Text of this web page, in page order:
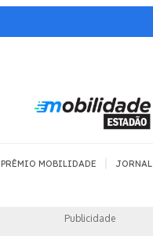
MOBILIDADE COM
SEGURANÇA
PRÊMIO MOBILIDADE
Publicidade